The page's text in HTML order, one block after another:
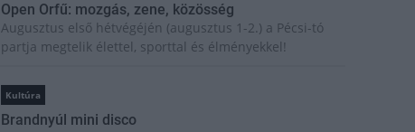
Open Orfű: mozgás, zene, közösség
Augusztus első hétvégéjén (augusztus 1-2.) a Pécsi-tó
partja megtelik élettel, sporttal és élményekkel!
Kultúra
Brandnyúl mini disco